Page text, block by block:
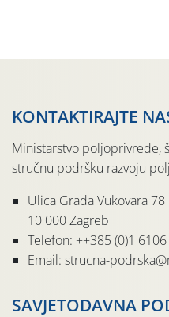
KONTAKTIRAJTE
Ministarstvo poljoprivrede,
stručnu podršku razvoju
Ulica Grada Vukovara 78
10 000 Zagreb
Telefon: ++385 (0)1
Email: strucna-
SAVJETODAVNA